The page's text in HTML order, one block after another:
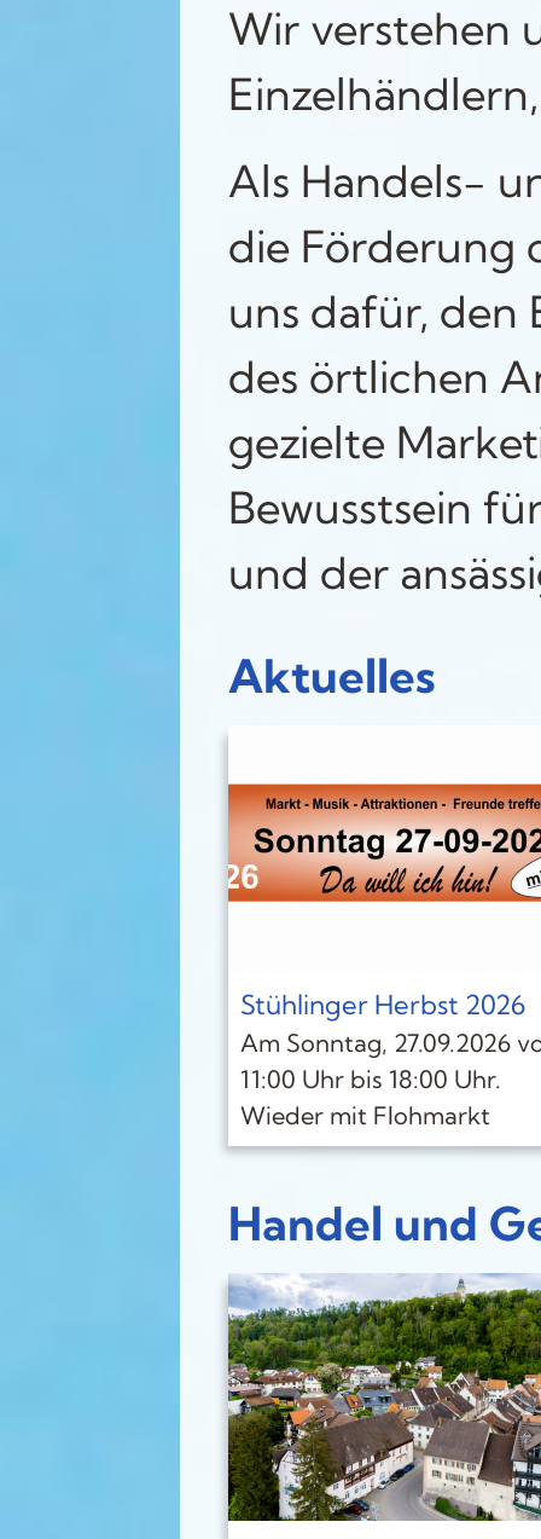
Wir verstehen
Als Handels-
die Förderung
uns dafür, den
des örtlichen
gezielte
Bewusstsein
und der
Aktuelles
Stühlinger Herbst 2026
Am Sonntag, 27.09.2026
11:00 Uhr bis 18:00 Uhr.
Wieder mit Flohmarkt
Handel und